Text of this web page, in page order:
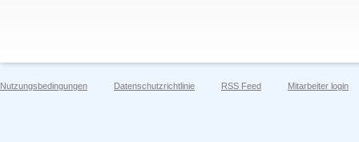
Nutzungsbedingungen Datenschutzrichtlinie RSS Feed Mitarbeiter login